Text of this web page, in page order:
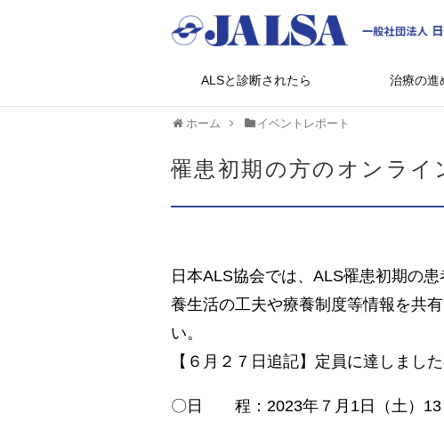
ALSと診断されたら 治療の進
ホーム イベントレポート
罹患初期の方のオンライ
日本ALS協会では、ALS罹患初期の
養生活の工夫や療養制度等情報を共
い。
【６月２７日追記】定員に達しまし
〇日 程：2023年７月1日（土）13